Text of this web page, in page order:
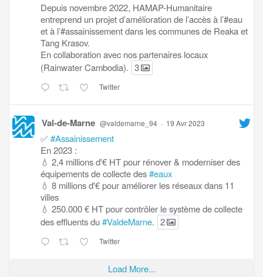
Depuis novembre 2022, HAMAP-Humanitaire
entreprend un projet d’amélioration de l’accès à l’#eau
et à l’#assainissement dans les communes de Reaka et
Tang Krasov.
En collaboration avec nos partenaires locaux
(Rainwater Cambodia). 3
Twitter
Val-de-Marne @valdemarne_94 · 19 Avr 2023
✅#Assainissement
En 2023 :
💧 2,4 millions d'€ HT pour rénover & moderniser des
équipements de collecte des#eaux
💧 8 millions d'€ pour améliorer les réseaux dans 11
villes
💧 250.000 € HT pour contrôler le système de collecte
des effluents du#ValdeMarne. 2
Twitter
Load More...